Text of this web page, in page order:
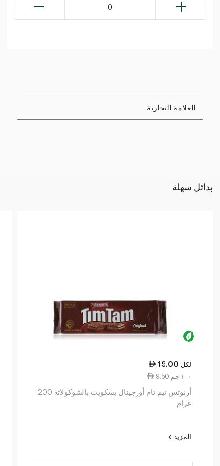
0
العلامة التجارية
بدائل سهلة
19.00 لكل
9.50 ١٠٠ جم
أرنوتس تيم تام أورجينال بسكويت بالشوكولاتة 200
غرام
المزيد